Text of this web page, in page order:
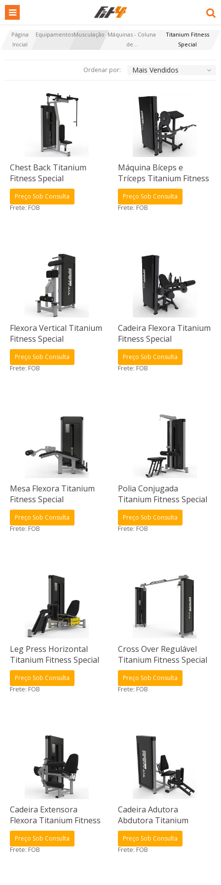
Página
Inicial
EquipamentosMusculação Máquinas - Coluna
de...
Titanium Fitness
Special
Ordenar por: Mais Vendidos
Chest Back Titanium
Fitness Special
Preço Sob Consulta
Frete: FOB
Máquina Bíceps e
Tríceps Titanium Fitness
Special
Preço Sob Consulta
Frete: FOB
Flexora Vertical Titanium
Fitness Special
Preço Sob Consulta
Frete: FOB
Cadeira Flexora Titanium
Fitness Special
Preço Sob Consulta
Frete: FOB
Mesa Flexora Titanium
Fitness Special
Preço Sob Consulta
Frete: FOB
Polia Conjugada
Titanium Fitness Special
Preço Sob Consulta
Frete: FOB
Leg Press Horizontal
Titanium Fitness Special
Preço Sob Consulta
Frete: FOB
Cross Over Regulável
Titanium Fitness Special
Preço Sob Consulta
Frete: FOB
Cadeira Extensora
Flexora Titanium Fitness
Special
Preço Sob Consulta
Frete: FOB
Cadeira Adutora
Abdutora Titanium
Fitness Special
Preço Sob Consulta
Frete: FOB